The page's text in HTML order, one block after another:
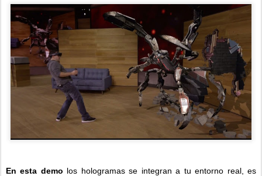
En esta demo los hologramas se integran a tu entorno real, es